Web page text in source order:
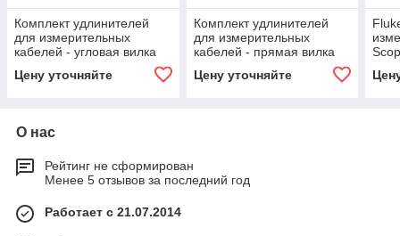
Комплект удлинителей
для измерительных
кабелей - угловая вилка
Цену уточняйте
Комплект удлинителей
для измерительных
кабелей - прямая вилка
Цену уточняйте
О нас
Рейтинг не сформирован
Менее 5 отзывов за последний год
Работает с 21.07.2014